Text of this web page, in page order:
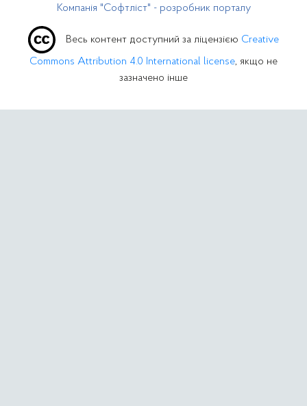
Компанія "Софтліст" - розробник порталу
Весь контент доступний за ліцензією Creative
Commons Attribution 4.0 International license, якщо не
зазначено інше